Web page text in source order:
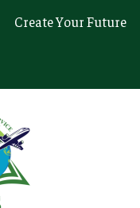
Create Your Future